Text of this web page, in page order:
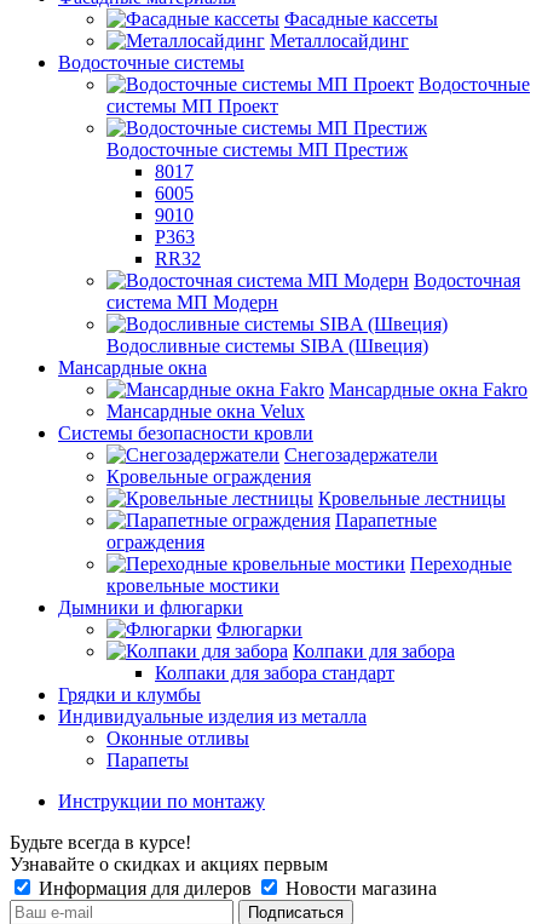
Фасадные кассеты
Металлосайдинг
Водосточные системы
Водосточные
системы МП Проект
Водосточные системы МП Престиж
8017
6005
9010
P363
RR32
Водосточная
система МП Модерн
Водосливные системы SIBA (Швеция)
Мансардные окна
Мансардные окна Fakro
Мансардные окна Velux
Системы безопасности кровли
Снегозадержатели
Кровельные ограждения
Кровельные лестницы
Парапетные
ограждения
Переходные
кровельные мостики
Дымники и флюгарки
Флюгарки
Колпаки для забора
Колпаки для забора стандарт
Грядки и клумбы
Индивидуальные изделия из металла
Оконные отливы
Парапеты
Инструкции по монтажу
Будьте всегда в курсе!
Узнавайте о скидках и акциях первым
Информация для дилеров
Новости магазина